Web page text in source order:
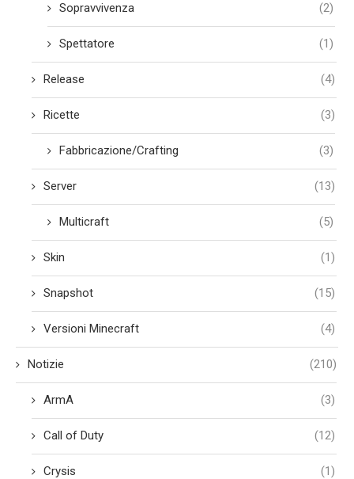
Sopravvivenza (2)
Spettatore (1)
Release (4)
Ricette (3)
Fabbricazione/Crafting (3)
Server (13)
Multicraft (5)
Skin (1)
Snapshot (15)
Versioni Minecraft (4)
Notizie (210)
ArmA (3)
Call of Duty (12)
Crysis (1)